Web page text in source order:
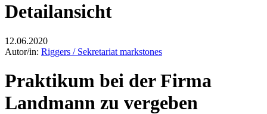
Detailansicht
12.06.2020
Autor/in: Riggers / Sekretariat markstones
Praktikum bei der Firma
Landmann zu vergeben